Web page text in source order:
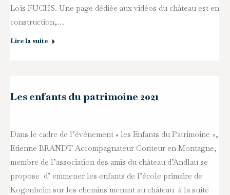
Loïs FUCHS. Une page dédiée aux vidéos du château est en
construction,…
Lire la suite
Les enfants du patrimoine 2021
Dans le cadre de l’événement « les Enfants du Patrimoine »,
Etienne BRANDT Accompagnateur Conteur en Montagne,
membre de l’association des amis du chàteau d’Andlau se
propose d’ emmener les enfants de l’école primaire de
Kogenheim sur les chemins menant au château à la suite